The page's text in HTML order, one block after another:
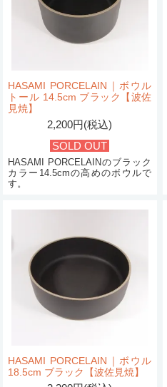
HASAMI PORCELAIN｜ボウル
トール 14.5cm ブラック【波佐
見焼】
2,200円(税込)
SOLD OUT
HASAMI PORCELAINのブラック
カラー14.5cmの高めのボウルで
す。
HASAMI PORCELAIN｜ボウル
18.5cm ブラック【波佐見焼】